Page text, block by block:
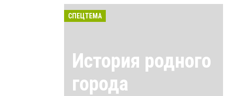
СПЕЦТЕМА
История родного
города